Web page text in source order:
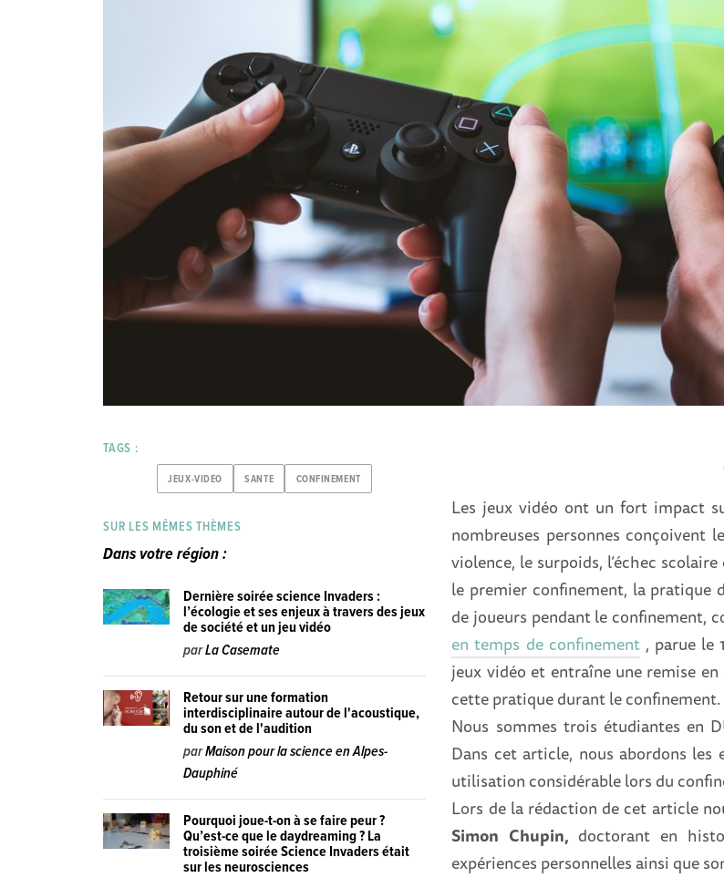
Les jeux vidéo ont un fort impact
nombreuses personnes conçoivent
violence, le surpoids, l’échec
le premier confinement, la pratique
de joueurs pendant le confinement,
en temps de confinement, parue le
jeux vidéo et entraîne une remise
cette pratique durant le confinement.
Nous sommes trois étudiantes en
Dans cet article, nous abordons
utilisation considérable lors du
Lors de la rédaction de cet article
Simon Chupin, doctorant en
expériences personnelles ainsi que
TAGS :
JEUX-VIDEO SANTE CONFINEMENT
SUR LES MÊMES THÈMES
Dans votre région :
Dernière soirée science Invaders :
l’écologie et ses enjeux à travers des jeux
de société et un jeu vidéo
parLa Casemate
Retour sur une formation
interdisciplinaire autour de l'acoustique,
du son et de l'audition
parMaison pour la science en Alpes-
Dauphiné
Pourquoi joue-t-on à se faire peur ?
Qu’est-ce que le daydreaming ? La
troisième soirée Science Invaders était
sur les neurosciences